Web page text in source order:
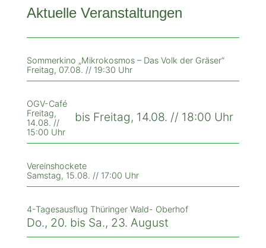
Aktuelle Veranstaltungen
Sommerkino „Mikrokosmos – Das Volk der Gräser“
Freitag, 07.08. // 19:30 Uhr
OGV-Café
Freitag,
14.08. //
15:00 Uhr
bis Freitag, 14.08. // 18:00 Uhr
Vereinshockete
Samstag, 15.08. // 17:00 Uhr
4-Tagesausflug Thüringer Wald- Oberhof
Do., 20. bis Sa., 23. August